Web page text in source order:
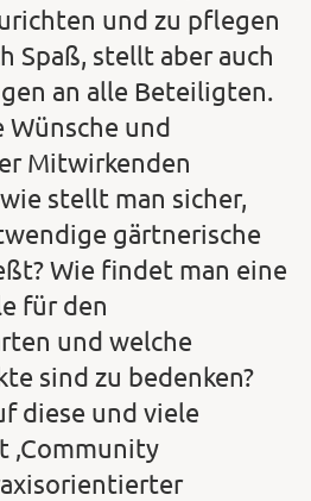
und zu pflegen
Spaß, stellt aber auch
an alle Beteiligten.
Wünsche und
Mitwirkenden
stellt man sicher,
gärtnerische
Wie findet man eine
für den
und welche
sind zu bedenken?
diese und viele
‚Community